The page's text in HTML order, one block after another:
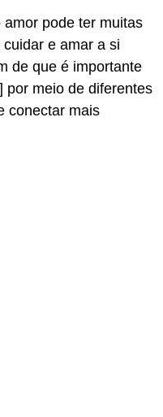
pode ter muitas
e amar a si
de que é importante
por meio de diferentes
conectar mais